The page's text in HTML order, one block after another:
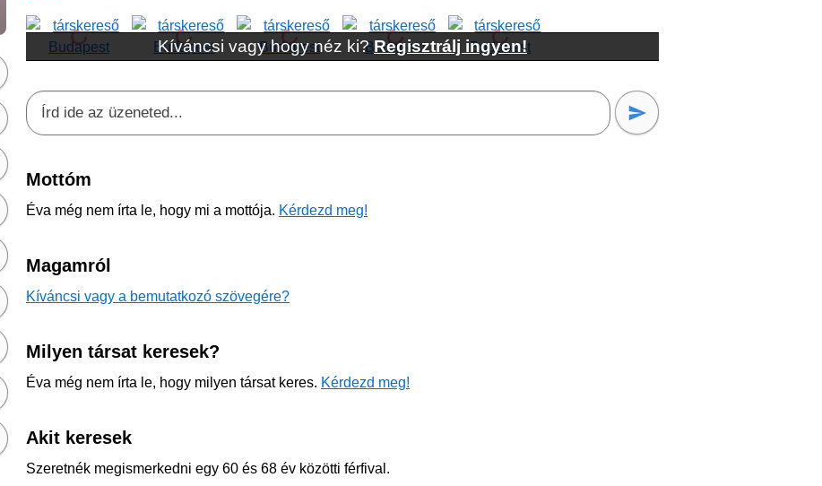
Kíváncsi vagy hogy néz ki?Regisztrálj ingyen!
Mottóm
Éva még nem írta le, hogy mi a mottója. Kérdezd meg!
Magamról
Kíváncsi vagy a bemutatkozó szövegére?
Milyen társat keresek?
Éva még nem írta le, hogy milyen társat keres. Kérdezd meg!
Akit keresek
Szeretnék megismerkedni egy 60 és 68 év közötti férfival.